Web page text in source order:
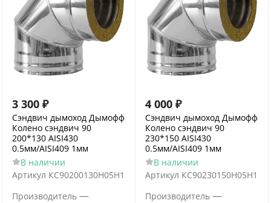
3 300 ₽
Сэндвич дымоход Дымофф
Колено сэндвич 90
200*130 AISI430
0.5мм/AISI409 1мм
В наличии
Артикул КС90200130Н05Н1
Производитель —
4 000 ₽
Сэндвич дымоход Дымофф
Колено сэндвич 90
230*150 AISI430
0.5мм/AISI409 1мм
В наличии
Артикул КС90230150Н05Н1
Производитель —